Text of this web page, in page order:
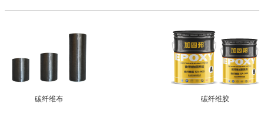
碳纤维布 碳纤维胶